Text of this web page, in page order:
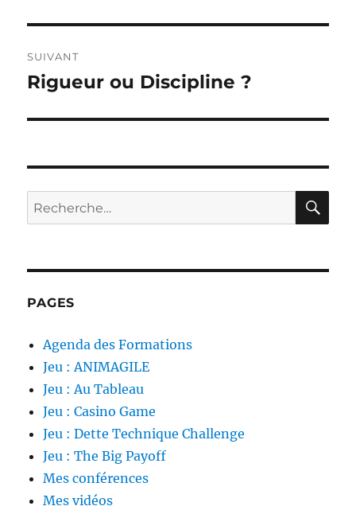
SUIVANT
Publication
Rigueur ou Discipline ?
Recherche
pour :
PAGES
Agenda des Formations
Jeu : ANIMAGILE
Jeu : Au Tableau
Jeu : Casino Game
Jeu : Dette Technique Challenge
Jeu : The Big Payoff
Mes conférences
Mes vidéos